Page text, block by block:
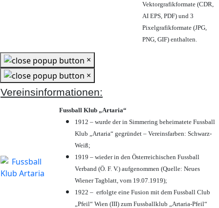
Vektorgrafikformate (CDR,
AI EPS, PDF) und 3
Pixelgrafikformate (JPG,
PNG, GIF) enthalten.
×
×
Vereinsinformationen:
Fussball Klub „Artaria“
1912 – wurde der in Simmering beheimatete Fussball
Klub „Artaria“ gegründet – Vereinsfarben: Schwarz-
Weiß;
1919 – wieder in den Österreichischen Fussball
Verband (Ö. F. V.) aufgenommen (Quelle: Neues
Wiener Tagblatt, vom 19.07.1919);
1922 – erfolgte eine Fusion mit dem Fussball Club
„Pfeil“ Wien (III) zum Fussballklub „Artaria-Pfeil“